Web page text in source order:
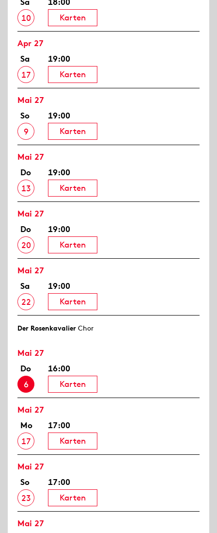
10
Karten
Apr 27
Sa
17
19:00
Karten
Mai 27
So
9
19:00
Karten
Mai 27
Do
13
19:00
Karten
Mai 27
Do
20
19:00
Karten
Mai 27
Sa
22
19:00
Karten
Der Rosen­kavalier Chor
Mai 27
Do
6
16:00
Karten
Mai 27
Mo
17
17:00
Karten
Mai 27
So
23
17:00
Karten
Mai 27